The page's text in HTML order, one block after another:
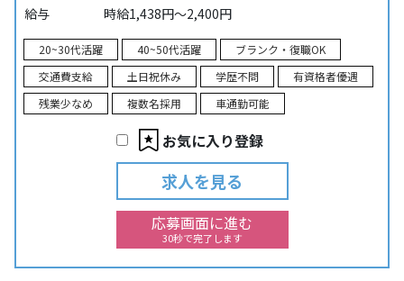
給与
時給1,438円～2,400円
20~30代活躍 40~50代活躍
ブランク・復職OK
交通費支給
土日祝休み 学歴不問
有資格者優遇
残業少なめ
複数名採用 車通勤可能
お気に入り登録
求人を見る
応募画面に進む
30秒で完了します